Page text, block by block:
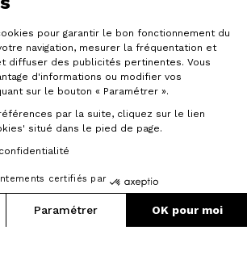
pour garantir le bon fonctionnement du
navigation, mesurer la fréquentation et
diffuser des publicités pertinentes. Vous
d'informations ou modifier vos
sur le bouton « Paramétrer ».
par la suite, cliquez sur le lien
situé dans le pied de page.
certifiés par
Paramétrer OK pour moi
redefines the standards
lightness and technology.
lightest electric-assist
offering powerful torque
275W) and a range of 100
around a high-end carbon
specifically for electric
it preserves the sensations
and comfortable riding
designed for demanding
want to go further without